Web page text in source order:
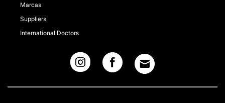
Marcas
Suppliers
International Doctors